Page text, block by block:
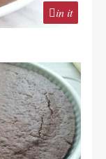
in it